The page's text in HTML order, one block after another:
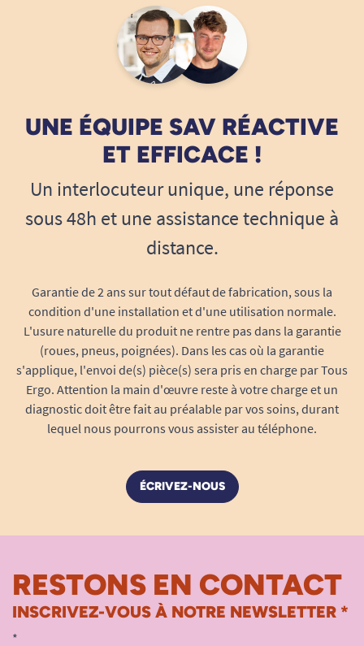
UNE ÉQUIPE SAV RÉACTIVE
ET EFFICACE !
Un interlocuteur unique, une réponse
sous 48h et une assistance technique à
distance.
Garantie de 2 ans sur tout défaut de fabrication, sous la
condition d'une installation et d'une utilisation normale.
L'usure naturelle du produit ne rentre pas dans la garantie
(roues, pneus, poignées). Dans les cas où la garantie
s'applique, l'envoi de(s) pièce(s) sera pris en charge par Tous
Ergo. Attention la main d'œuvre reste à votre charge et un
diagnostic doit être fait au préalable par vos soins, durant
lequel nous pourrons vous assister au téléphone.
ÉCRIVEZ-NOUS
RESTONS EN CONTACT
INSCRIVEZ-VOUS À NOTRE NEWSLETTER *
*